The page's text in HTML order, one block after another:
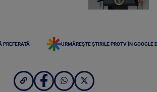
PREFERATĂ URMĂREȘTE ȘTIRILE PROTV ÎN GOOGLE